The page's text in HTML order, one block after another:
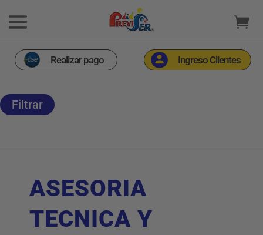
Realizar pago Ingreso Clientes
Filtrar
ASESORIA
TECNICA Y